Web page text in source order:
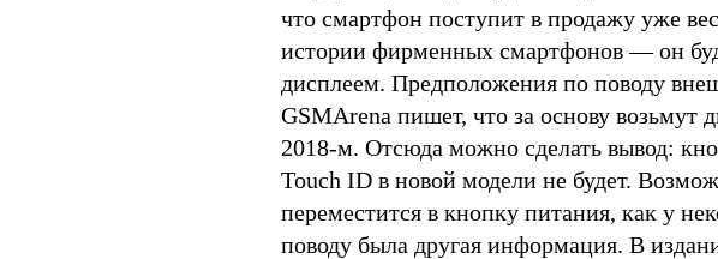
что смартфон поступит в продажу уже
истории фирменных смартфонов — он
дисплеем. Предположения по поводу
GSMArena пишет, что за основу возьмут
2018-м. Отсюда можно сделать вывод:
Touch ID в новой модели не будет.
переместится в кнопку питания, как у
поводу была другая информация. В